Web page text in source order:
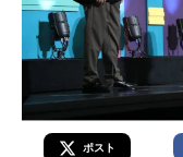
ポスト